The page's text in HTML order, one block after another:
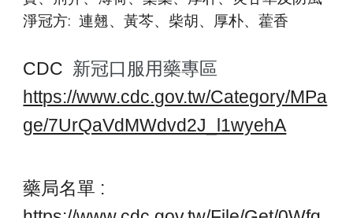
淨冠方: 連翹、黃芩、柴胡、厚朴、藿香
CDC 新冠口服用藥專區
https://www.cdc.gov.tw/Category/MPa
ge/7UrQaVdMWdvd2J_l1wyehA
藥局名單 :